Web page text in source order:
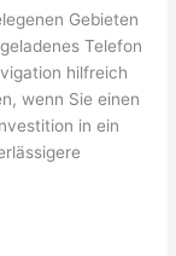
Gebieten
Telefon
hilfreich
wenn Sie einen
in ein